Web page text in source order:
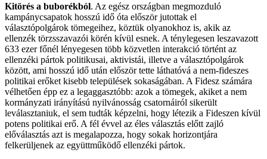
Kitörés a buborékból. Az egész országban megmozduló
kampánycsapatok hosszú idő óta először jutottak el
választópolgárok tömegeihez, köztük olyanokhoz is, akik az
ellenzék törzsszavazói körén kívül esnek. A ténylegesen leszavazott
633 ezer főnél lényegesen több közvetlen interakció történt az
ellenzéki pártok politikusai, aktivistái, illetve a választópolgárok
között, ami hosszú idő után először tette láthatóvá a nem-fideszes
politikai erőket kisebb települések sokaságában. A Fidesz számára
vélhetően épp ez a legaggasztóbb: azok a tömegek, akiket a nem
kormányzati irányítású nyilvánosság csatornáiról sikerült
leválasztaniuk, el sem tudták képzelni, hogy létezik a Fideszen kívül
potens politikai erő. A fél évvel az éles választás előtt zajló
előválasztás azt is megalapozza, hogy sokak horizontjára
felkerüljenek az együttműködő ellenzéki pártok.